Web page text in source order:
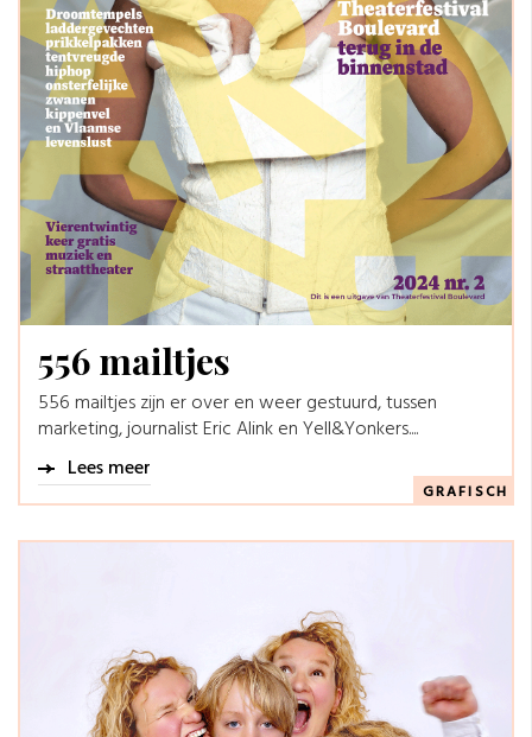
556 mailtjes
556 mailtjes zijn er over en weer gestuurd, tussen
marketing, journalist Eric Alink en Yell&Yonkers....
Lees meer
GRAFISCH